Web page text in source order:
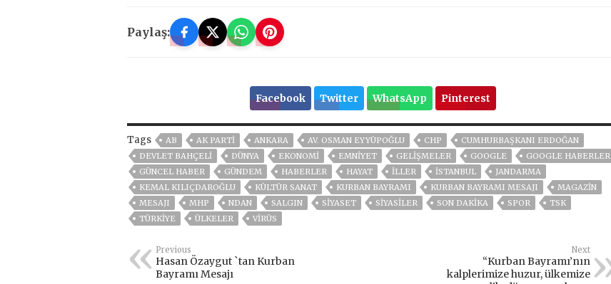
Paylaş:
Facebook Twitter WhatsApp Pinterest
Tags AB AK PARTİ ANKARA AV. OSMAN EYYÜPOĞLU CHP
CUMHURBAŞKANI ERDOĞAN
DEVLET BAHÇELİ
DÜNYA EKONOMİ EMNİYET GELIŞMELER GOOGLE
GOOGLE HABERLER
GÜNCEL HABER
GÜNDEM HABERLER HAYAT İLLER ISTANBUL
JANDARMA
KEMAL KILIÇDAROĞLU
KÜLTÜR SANAT KURBAN BAYRAMI KURBAN BAYRAMI MESAJI
MAGAZİN
MESAJI
MHP NDAN SALGIN SİYASET SİYASİLER SON DAKIKA SPOR
TSK
TÜRKİYE
ÜLKELER VIRÜS
Previous
Hasan Özaygut `tan Kurban
Bayramı Mesajı
Next
“Kurban Bayramı’nın
kalplerimize huzur, ülkemize